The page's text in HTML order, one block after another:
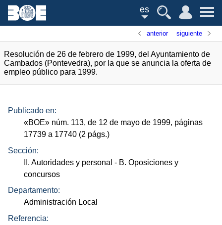
es
anterior siguiente
Resolución de 26 de febrero de 1999, del Ayuntamiento de
Cambados (Pontevedra), por la que se anuncia la oferta de
empleo público para 1999.
Publicado en:
«BOE» núm. 113, de 12 de mayo de 1999, páginas
17739 a 17740 (2 págs.)
Sección:
II. Autoridades y personal - B. Oposiciones y
concursos
Departamento:
Administración Local
Referencia: